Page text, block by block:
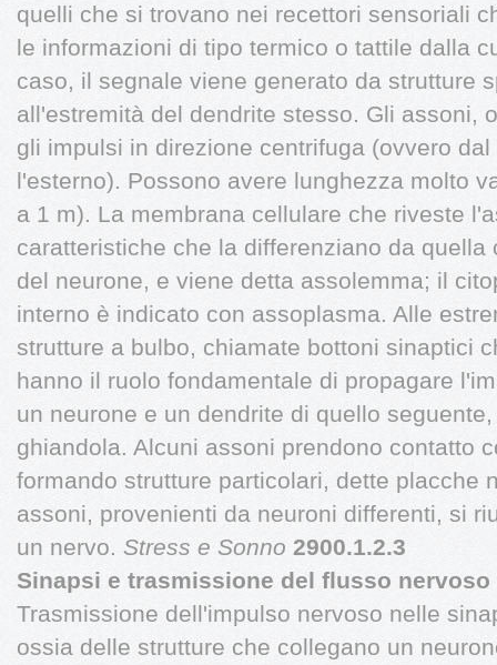
quelli che si trovano nei recettori sensoriali
le informazioni di tipo termico o tattile dalla
caso, il segnale viene generato da strutture
all'estremità del dendrite stesso. Gli assoni,
gli impulsi in direzione centrifuga (ovvero
l'esterno). Possono avere lunghezza molto
a 1 m). La membrana cellulare che riveste
caratteristiche che la differenziano da
del neurone, e viene detta assolemma; il
interno è indicato con assoplasma. Alle
strutture a bulbo, chiamate bottoni sinaptici
hanno il ruolo fondamentale di propagare
un neurone e un dendrite di quello
ghiandola. Alcuni assoni prendono contatto
formando strutture particolari, dette placche
assoni, provenienti da neuroni differenti, si
un nervo. Stress e Sonno 2900.1.2.3
Sinapsi e trasmissione del flusso nervoso
Trasmissione dell'impulso nervoso nelle
ossia delle strutture che collegano un